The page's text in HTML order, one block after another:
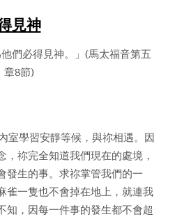
見神
們必得見神。」(馬太福音第五
章8節)
學習安靜等候，與祢相遇。因
祢完全知道我們現在的處境，
發生的事。求祢掌管我們的一
雀一隻也不會掉在地上，就連我
知，因每一件事的發生都不會超